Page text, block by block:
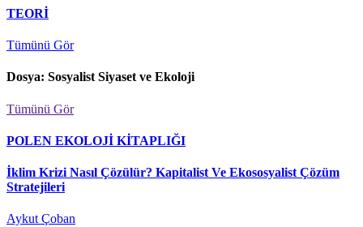
TEORİ
Tümünü Gör
Dosya: Sosyalist Siyaset ve Ekoloji
Tümünü Gör
POLEN EKOLOJİ KİTAPLIĞI
İklim Krizi Nasıl Çözülür? Kapitalist Ve Ekososyalist Çözüm
Stratejileri
Aykut Çoban